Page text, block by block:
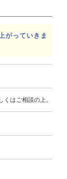
がっていきま
はご相談の上。